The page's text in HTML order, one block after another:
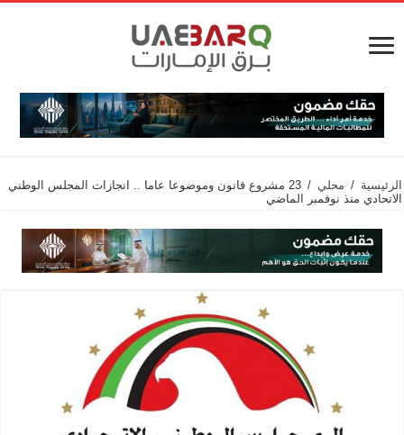
الرئيسية / محلي /
23 مشروع قانون وموضوعا عاما .. انجازات المجلس الوطني
الاتحادي منذ نوفمبر الماضي